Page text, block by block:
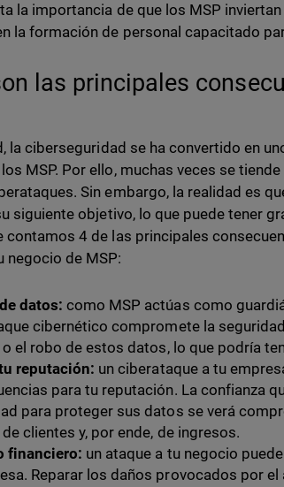
la importancia de que los MSP
la formación de personal capacitado
las principales
la ciberseguridad se ha convertido en
MSP. Por ello, muchas veces se
Sin embargo, la realidad es
siguiente objetivo, lo que puede tener
contamos 4 de las principales
negocio de MSP:
datos: como MSP actúas como
cibernético compromete la
el robo de estos datos, lo que podría
reputación: un ciberataque a tu
para tu reputación. La confianza
para proteger sus datos se verá
clientes y, por ende, de ingresos.
financiero: un ataque a tu negocio
Reparar los daños provocados por